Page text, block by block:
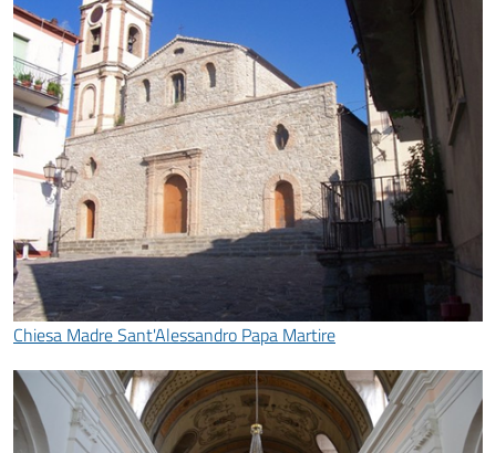
Chiesa Madre Sant'Alessandro Papa Martire